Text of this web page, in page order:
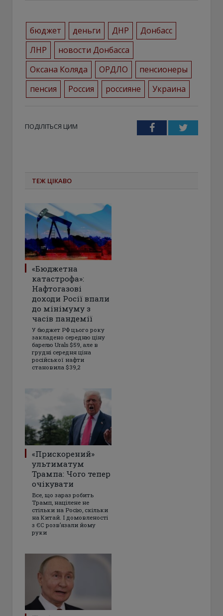
бюджет деньги ДНР
Донбасс
ЛНР
новости Донбасса
Оксана Коляда
ОРДЛО
пенсионеры
пенсия
Россия россияне Украина
ПОДІЛІТЬСЯ ЦИМ FacebookTwitter
ТЕЖ ЦІКАВО
«Бюджетна
катастрофа»:
Нафтогазові
доходи Росії впали
до мінімуму з
часів пандемії
У бюджет РФ цього року
закладено середню ціну
барелю Urals $59, але в
грудні середня ціна
російської нафти
становила $39,2
«Прискорений»
ультиматум
Трампа: Чого тепер
очікувати
Все, що зараз робить
Трамп, націлене не
стільки на Росію, скільки
на Китай. І домовленості
з ЄС розвʼязали йому
руки